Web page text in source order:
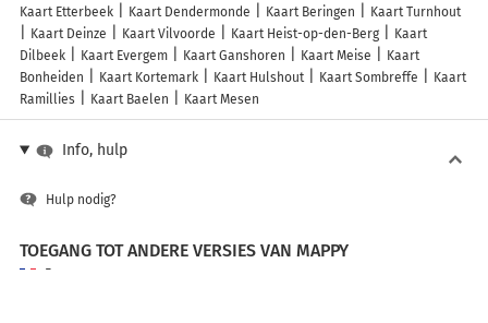
Kaart Etterbeek
Kaart Dendermonde Kaart Beringen
Kaart Turnhout
Kaart Deinze
Kaart Vilvoorde Kaart Heist-op-den-Berg
Kaart
Dilbeek
Kaart Evergem Kaart Ganshoren Kaart Meise
Kaart
Bonheiden
Kaart Kortemark Kaart Hulshout Kaart Sombreffe
Kaart
Ramillies
Kaart Baelen Kaart Mesen
Info, hulp
Hulp nodig?
TOEGANG TOT ANDERE VERSIES VAN MAPPY
France